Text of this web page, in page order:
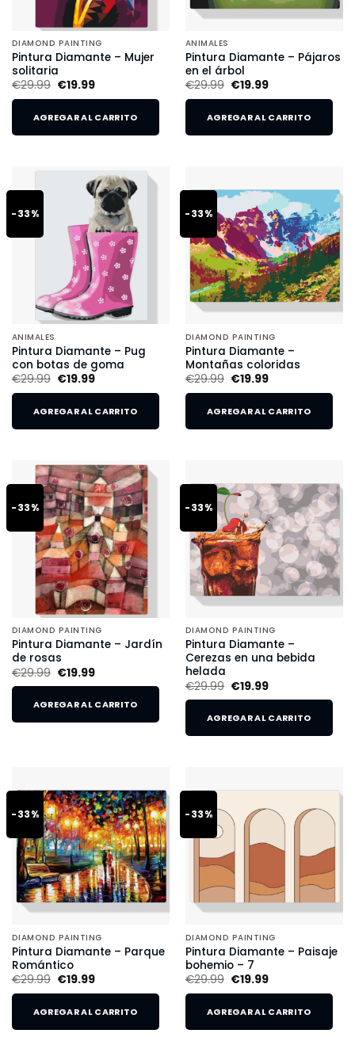
DIAMOND PAINTING
Pintura Diamante – Mujer
solitaria
€29.99 €19.99
AGREGAR AL CARRITO
ANIMALES
Pintura Diamante – Pájaros
en el árbol
€29.99 €19.99
AGREGAR AL CARRITO
-33%
ANIMALES
Pintura Diamante – Pug
con botas de goma
€29.99 €19.99
AGREGAR AL CARRITO
-33%
DIAMOND PAINTING
Pintura Diamante –
Montañas coloridas
€29.99 €19.99
AGREGAR AL CARRITO
-33%
DIAMOND PAINTING
Pintura Diamante – Jardín
de rosas
€29.99 €19.99
AGREGAR AL CARRITO
-33%
DIAMOND PAINTING
Pintura Diamante –
Cerezas en una bebida
helada
€29.99 €19.99
AGREGAR AL CARRITO
-33%
DIAMOND PAINTING
Pintura Diamante – Parque
Romántico
€29.99 €19.99
AGREGAR AL CARRITO
-33%
DIAMOND PAINTING
Pintura Diamante – Paisaje
bohemio – 7
€29.99 €19.99
AGREGAR AL CARRITO